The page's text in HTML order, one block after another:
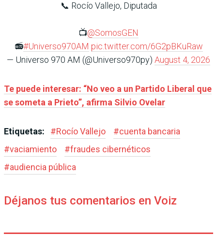
📞 Rocío Vallejo, Diputada
📺@SomosGEN
📻#Universo970AM pic.twitter.com/6G2pBKuRaw
— Universo 970 AM (@Universo970py) August 4, 2026
Te puede interesar: “No veo a un Partido Liberal que
se someta a Prieto”, afirma Silvio Ovelar
Etiquetas: #Rocío Vallejo #cuenta bancaria
#vaciamiento #fraudes cibernéticos
#audiencia pública
Déjanos tus comentarios en Voiz